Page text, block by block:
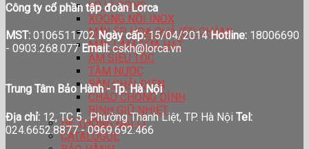
LÒ VI SÓNG
XOONG NỒI INOX
MÁY ÉP HOA QUẢ (ÉP CHẬM)
MÁY LÀM SỮA HẠT
ẤM SIÊU TỐC
TĂM NƯỚC
BÀN CHẢI ĐIỆN
CHẢO CHỐNG DÍNH
BÌNH GIỮ NHIỆT
HỆ THỐNG ĐẠI LÍ
CATALOGUE
Công ty cổ phần tập đoàn Lorca
MST: 0106511702Ngày cấp:15/04/2014Hotline: 18006690
- 0903.268.077 Email:cskh@lorca.vn
Trung Tâm Bảo Hành - Tp. Hà Nội
Địa chỉ: 12, TC 5 , Phường Thanh Liệt, TP. Hà Nội Tel:
024.6652.8877 - 0969.692.466